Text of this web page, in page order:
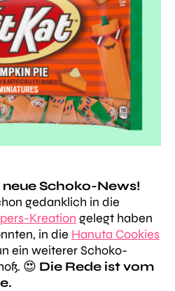
neue Schoko-News!
gedanklich in die
Kreation gelegt haben
in die Hanuta Cookies
ein weiterer Schoko-
😍 Die Rede ist vom